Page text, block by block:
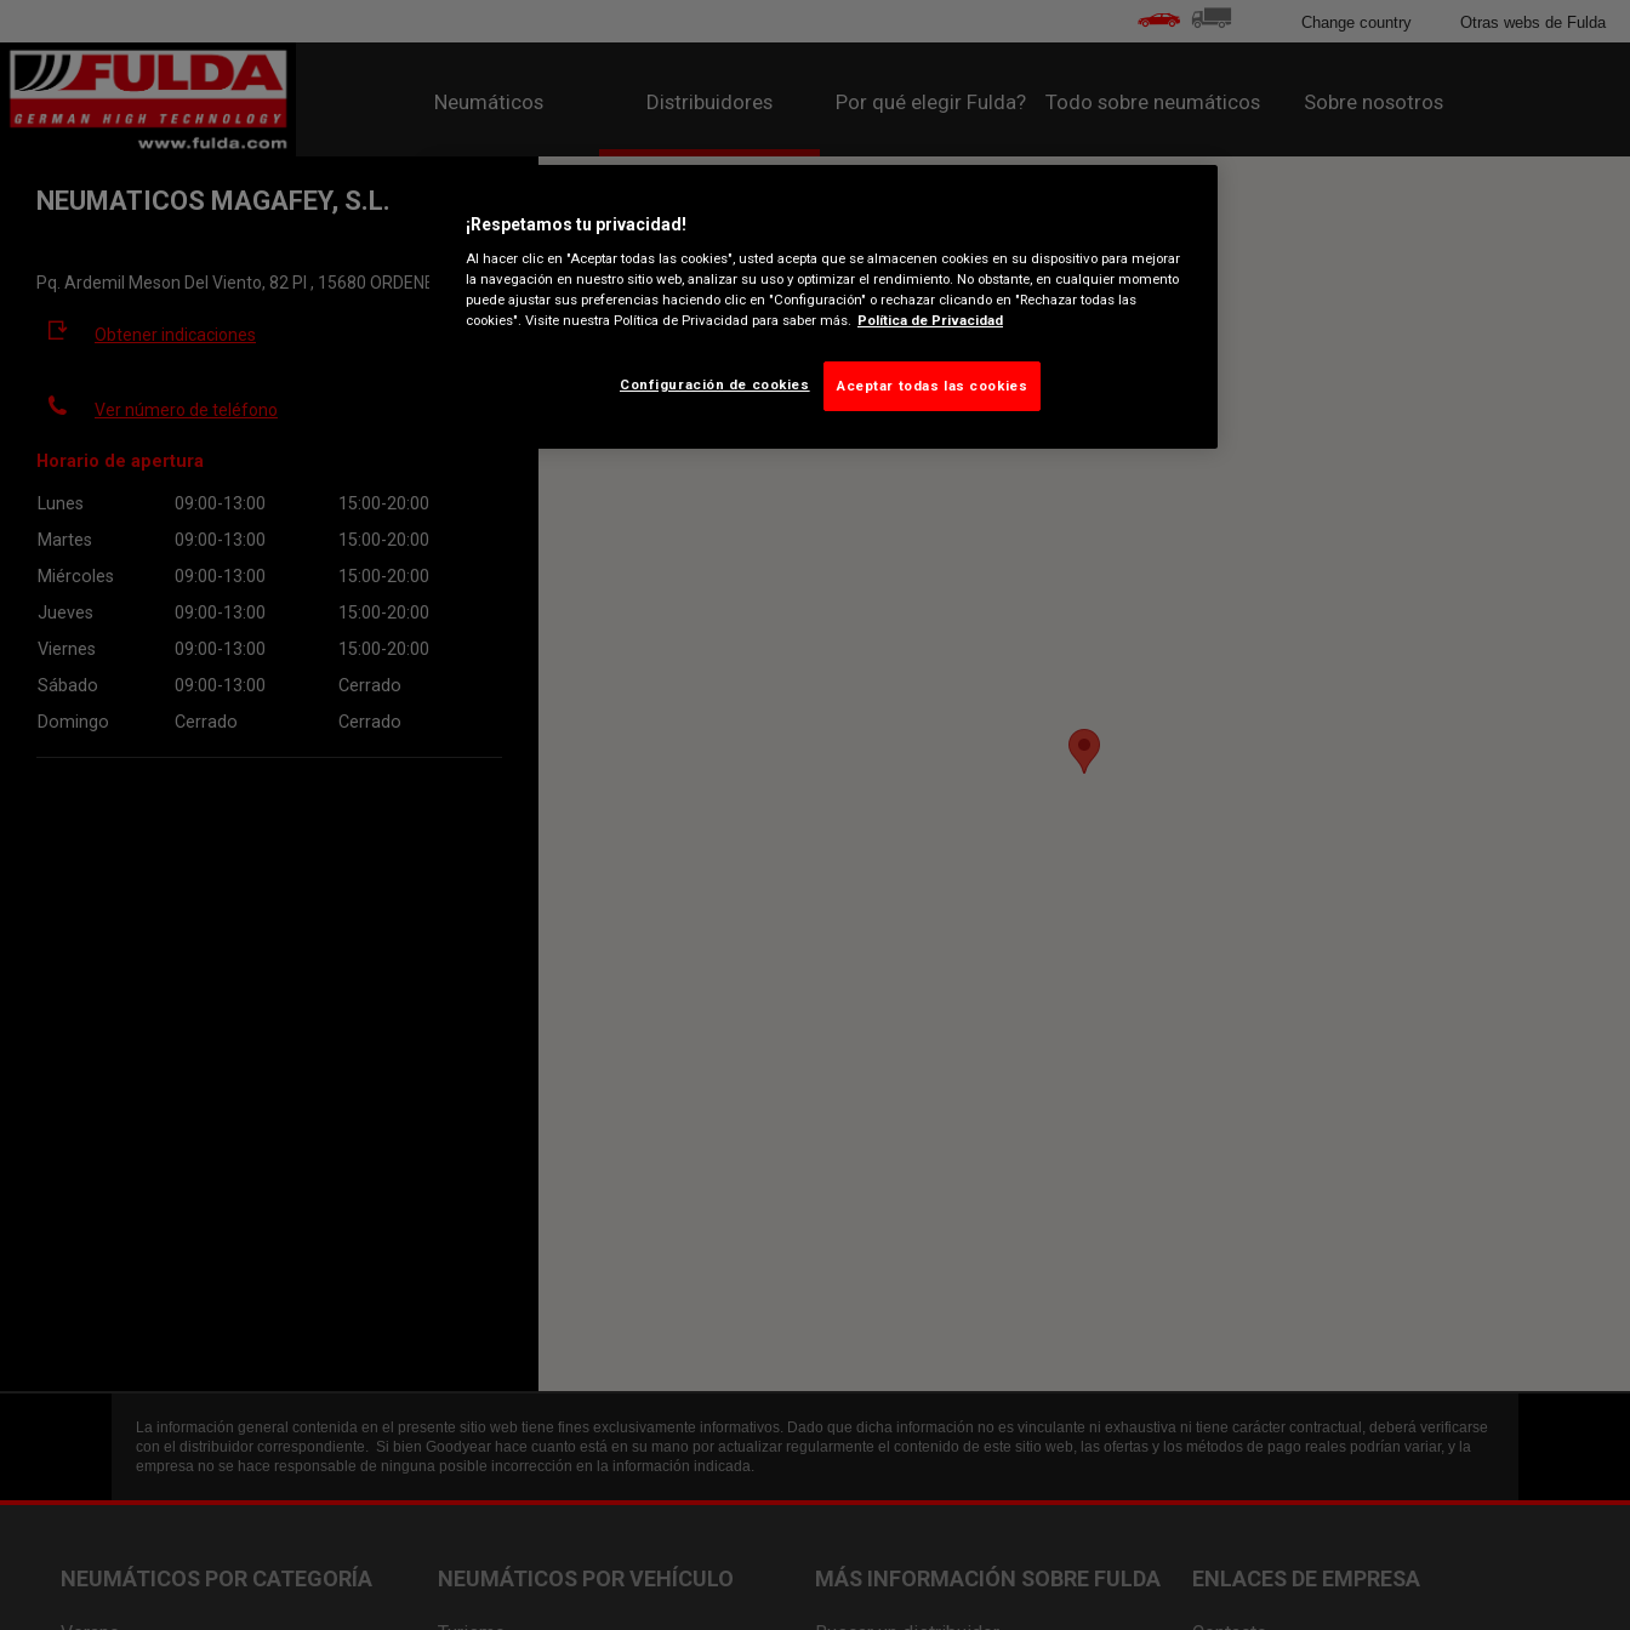
Neumáticos Distribuidores Por qué elegir Fulda? Todo sobre neumáticos Sobre nosotros
Change country Otras webs de Fulda
NEUMATICOS MAGAFEY, S.L.
Pq. Ardemil Meson Del Viento, 82 Pl , 15680 ORDENES
Obtener indicaciones
Ver número de teléfono
Horario de apertura
Lunes 09:00-13:00
15:00-20:00
Martes
09:00-13:00
15:00-20:00
Miércoles
09:00-13:00
15:00-20:00
Jueves
09:00-13:00
15:00-20:00
Viernes
09:00-13:00
15:00-20:00
Sábado
09:00-13:00
Cerrado
Domingo
Cerrado Cerrado
La información general contenida en el presente sitio web tiene fines exclusivamente informativos. Dado que dicha información no es vinculante ni exhaustiva ni tiene carácter contractual, deberá verificarse
con el distribuidor correspondiente. Si bien Goodyear hace cuanto está en su mano por actualizar regularmente el contenido de este sitio web, las ofertas y los métodos de pago reales podrían variar, y la
empresa no se hace responsable de ninguna posible incorrección en la información indicada.
NEUMÁTICOS POR CATEGORÍA NEUMÁTICOS POR VEHÍCULO MÁS INFORMACIÓN SOBRE FULDA ENLACES DE EMPRESA
¡Respetamos tu privacidad!
Al hacer clic en "Aceptar todas las cookies", usted acepta que se almacenen cookies en su dispositivo para mejorar
la navegación en nuestro sitio web, analizar su uso y optimizar el rendimiento. No obstante, en cualquier momento
puede ajustar sus preferencias haciendo clic en "Configuración" o rechazar clicando en "Rechazar todas las
cookies". Visite nuestra Política de Privacidad para saber más.
Política de Privacidad
Configuración de cookies Aceptar todas las cookies